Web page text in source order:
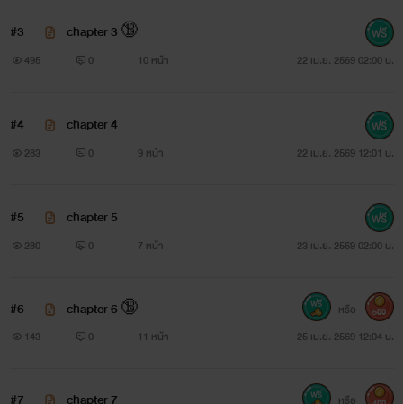
#3 chapter 3 🔞
495 0 10 หน้า 22 เม.ย. 2569 02:00 น.
#4 chapter 4
283 0 9 หน้า 22 เม.ย. 2569 12:01 น.
#5 chapter 5
280 0 7 หน้า 23 เม.ย. 2569 02:00 น.
#6 chapter 6 🔞
143 0 11 หน้า 25 เม.ย. 2569 12:04 น.
หรือ 500
#7 chapter 7 หรือ